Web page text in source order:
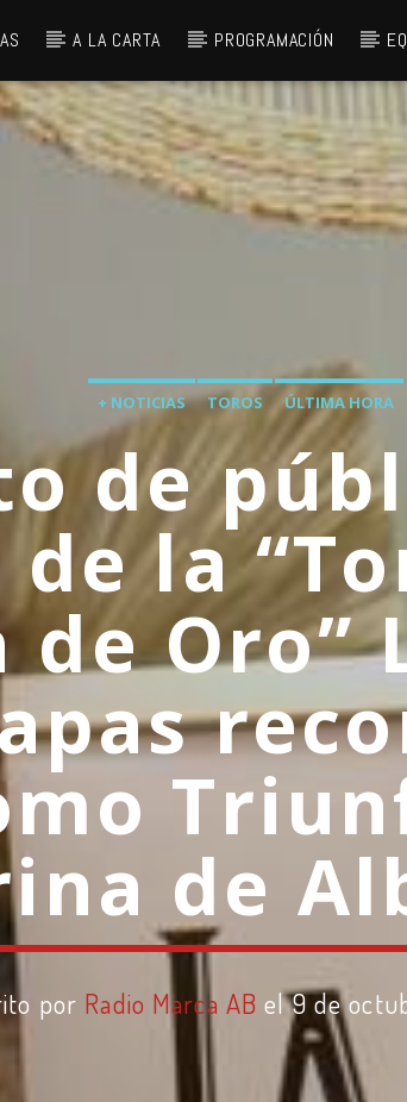
A LA CARTA PROGRAMACIÓN
+ NOTICIAS TOROS ÚLTIMA HORA
de
de la
de Oro”
de
por Radio Marca AB el 9 de